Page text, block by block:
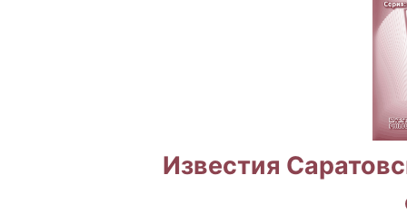
Известия